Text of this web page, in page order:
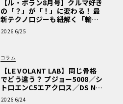
【ル・ボラン8月号】クルマ好き
の「？」が「！」に変わる！ 最
新テクノロジーも紐解く「輸入
車Q&A」
2026 6/25
コラム
【LE VOLANT LAB】同じ骨格
でどう違う？ プジョー5008／シ
トロエンC5エアクロス／DS Nº4
読者一気乗りレポート
2026 6/24